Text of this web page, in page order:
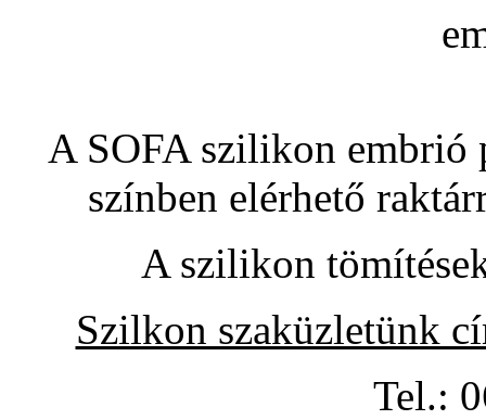
A SOFA szilikon embrió
színben elérhető
A szilikon
Szilkon szaküzletünk
Tel.: